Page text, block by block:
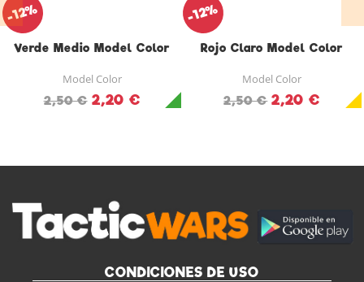
Verde Medio Model Color
Model Color
2,50 € 2,20 €
-12%
Rojo Claro Model Color
Model Color
2,50 € 2,20 €
-12%
CONDICIONES DE USO